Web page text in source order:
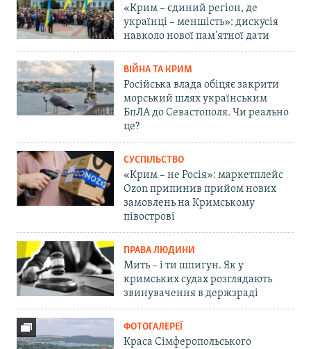
«Крим – єдиний регіон, де
українці – меншість»: дискусія
навколо нової пам'ятної дати
ВІЙНА ТА КРИМ
Російська влада обіцяє закрити
морський шлях українським
БпЛА до Севастополя. Чи реально
це?
СУСПІЛЬСТВО
«Крим – не Росія»: маркетплейс
Ozon припинив прийом нових
замовлень на Кримському
півострові
ПРАВА ЛЮДИНИ
Мить – і ти шпигун. Як у
кримських судах розглядають
звинувачення в держзраді
ФОТОГАЛЕРЕЇ
Краса Сімферопольського